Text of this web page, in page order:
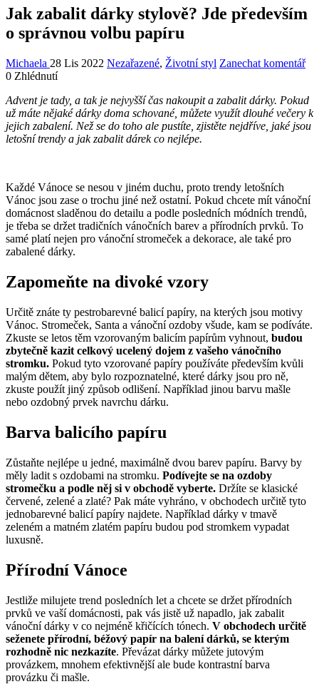
Jak zabalit dárky stylově? Jde především
o správnou volbu papíru
Michaela 28 Lis 2022 Nezařazené, Životní styl Zanechat komentář
0 Zhlédnutí
Advent je tady, a tak je nejvyšší čas nakoupit a zabalit dárky. Pokud
už máte nějaké dárky doma schované, můžete využít dlouhé večery k
jejich zabalení. Než se do toho ale pustíte, zjistěte nejdříve, jaké jsou
letošní trendy a jak zabalit dárek co nejlépe.
Každé Vánoce se nesou v jiném duchu, proto trendy letošních
Vánoc jsou zase o trochu jiné než ostatní. Pokud chcete mít vánoční
domácnost sladěnou do detailu a podle posledních módních trendů,
je třeba se držet tradičních vánočních barev a přírodních prvků. To
samé platí nejen pro vánoční stromeček a dekorace, ale také pro
zabalené dárky.
Zapomeňte na divoké vzory
Určitě znáte ty pestrobarevné balicí papíry, na kterých jsou motivy
Vánoc. Stromeček, Santa a vánoční ozdoby všude, kam se podíváte.
Zkuste se letos těm vzorovaným balicím papírům vyhnout, budou
zbytečně kazit celkový ucelený dojem z vašeho vánočního
stromku. Pokud tyto vzorované papíry používáte především kvůli
malým dětem, aby bylo rozpoznatelné, které dárky jsou pro ně,
zkuste použít jiný způsob odlišení. Například jinou barvu mašle
nebo ozdobný prvek navrchu dárku.
Barva balicího papíru
Zůstaňte nejlépe u jedné, maximálně dvou barev papíru. Barvy by
měly ladit s ozdobami na stromku. Podívejte se na ozdoby
stromečku a podle něj si v obchodě vyberte. Držíte se klasické
červené, zelené a zlaté? Pak máte vyhráno, v obchodech určitě tyto
jednobarevné balicí papíry najdete. Například dárky v tmavě
zeleném a matném zlatém papíru budou pod stromkem vypadat
luxusně.
Přírodní Vánoce
Jestliže milujete trend posledních let a chcete se držet přírodních
prvků ve vaší domácnosti, pak vás jistě už napadlo, jak zabalit
vánoční dárky v co nejméně křičících tónech. V obchodech určitě
seženete přírodní, béžový papír na balení dárků, se kterým
rozhodně nic nezkazíte. Převázat dárky můžete jutovým
provázkem, mnohem efektivnější ale bude kontrastní barva
provázku či mašle.